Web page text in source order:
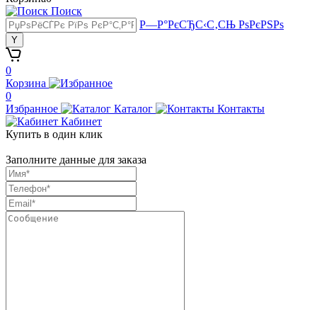
Поиск
Р—Р°РєСЂС‹С‚СЊ РѕРєРЅРѕ
0
Корзина
0
Избранное
Каталог
Контакты
Кабинет
Купить в один клик
Заполните данные для заказа